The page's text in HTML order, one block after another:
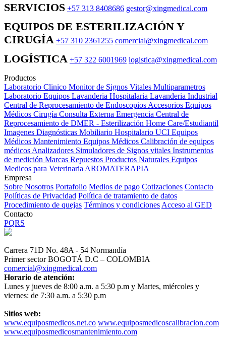
SERVICIOS +57 313 8408686 gestor@xingmedical.com
EQUIPOS DE ESTERILIZACIÓN Y
CIRUGÍA +57 310 2361255 comercial@xingmedical.com
LOGÍSTICA +57 322 6001969 logistica@xingmedical.com
Productos
Laboratorio Clinico Monitor de Signos Vitales Multiparametros
Laboratorio Equipos Lavanderia Hospitalaria Lavanderia Industrial
Central de Reprocesamiento de Endoscopios Accesorios Equipos
Médicos Cirugía Consulta Externa Emergencia Central de
Reprocesamiento de DMER - Esterilización Home Care/Estudiantil
Imagenes Diagnósticas Mobiliario Hospitalario UCI Equipos
Médicos Mantenimiento Equipos Médicos Calibración de equipos
médicos Analizadores Simuladores de Signos vitales Instrumentos
de medición Marcas Repuestos Productos Naturales Equipos
Medicos para Veterinaria AROMATERAPIA
Empresa
Sobre Nosotros Portafolio Medios de pago Cotizaciones Contacto
Políticas de Privacidad Política de tratamiento de datos
Procedimiento de quejas Términos y condiciones Acceso al GED
Contacto
PQRS
Carrera 71D No. 48A - 54 Normandía
Primer sector BOGOTÁ D.C – COLOMBIA
comercial@xingmedical.com
Horario de atención:
Lunes y jueves de 8:00 a.m. a 5:30 p.m y Martes, miércoles y
viernes: de 7:30 a.m. a 5:30 p.m
Sitios web:
www.equiposmedicos.net.co www.equiposmedicoscalibracion.com
www.equiposmedicosmantenimiento.com